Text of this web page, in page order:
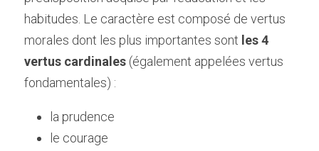
habitudes. Le caractère est composé de vertus
morales dont les plus importantes sont les 4
vertus cardinales (également appelées vertus
fondamentales) :
la prudence
le courage